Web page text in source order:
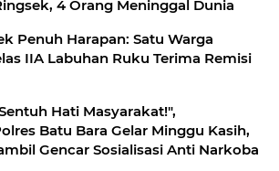
4 Orang Meninggal Dunia
Penuh Harapan: Satu Warga
IIA Labuhan Ruku Terima Remisi
Hati Masyarakat!",
Batu Bara Gelar Minggu Kasih,
Gencar Sosialisasi Anti Narkoba